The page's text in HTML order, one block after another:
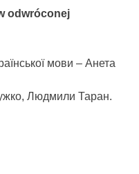
odwróconej
мови – Анета
Людмили Таран.